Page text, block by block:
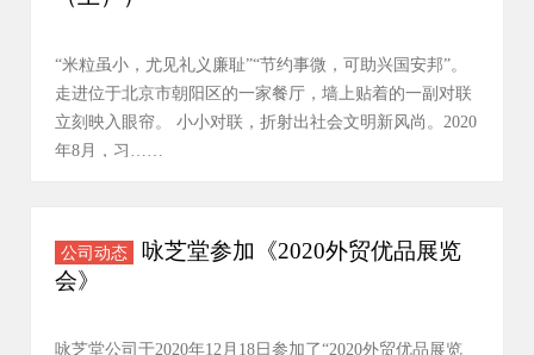
“米粒虽小，尤见礼义廉耻”“节约事微，可助兴国安邦”。
走进位于北京市朝阳区的一家餐厅，墙上贴着的一副对联
立刻映入眼帘。 小小对联，折射出社会文明新风尚。2020
年8月，习……
公司动态
咏芝堂参加《2020外贸优品展览
会》
咏芝堂公司于2020年12月18日参加了“2020外贸优品展览